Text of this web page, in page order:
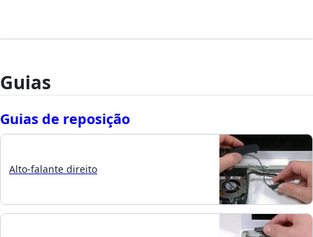
Guias
Guias de reposição
Alto-falante direito